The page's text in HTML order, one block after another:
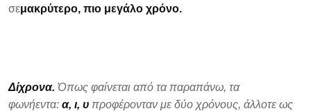
σεμακρύτερο, πιο μεγάλο χρόνο.
Δίχρονα. Όπως φαίνεται από τα παραπάνω, τα
φωνήεντα: α, ι, υ προφέρονταν με δύο χρόνους, άλλοτε ως